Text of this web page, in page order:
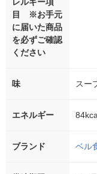
目 ※お手元
に届いた商品
を必ずご確認
ください
味 スー
エネルギー
ブランド ベル